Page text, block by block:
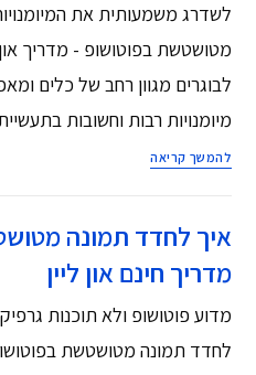
לשדרג משמעותית את
מטושטשת בפוטושופ - מדריך און
לבוגרים מגוון רחב של כלים
מיומנויות רבות וחשובות
להמשך קריאה
איך לחדד תמונה
מדריך חינם און ליין
מדוע פוטושופ ולא תוכנות
לחדד תמונה מטושטשת